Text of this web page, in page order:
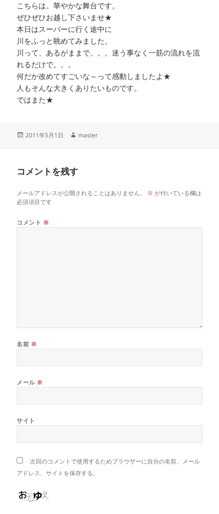
こちらは。華やかな舞台です。
ぜひぜひお越し下さいませ★
本日はスーパーに行く途中に
川をふっと眺めてみました。
川って、あるがままで。。。迷う事なく一筋の流れを流
れるだけで。。。
何だか改めてすごいな～って感動しましたよ★
人もそんな大きくありたいものです。
ではまた★
投
2011年5月1日
作
master
コメントを残す
メールアドレスが公開されることはありません。 ※ が付いている欄は
必須項目です
コメント ※
名前 ※
メール ※
サイト
次回のコメントで使用するためブラウザーに自分の名前、メール
アドレス、サイトを保存する。